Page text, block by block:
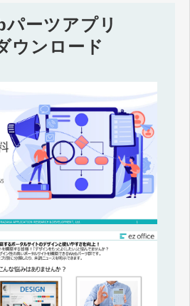
パーツアプリ
ウンロード